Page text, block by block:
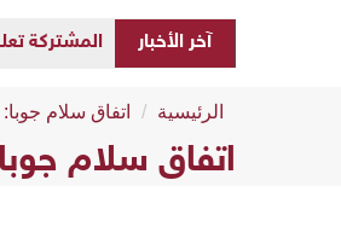
آخر الأخبار المشتركة
الرئيسية اتفاق سلام جوبا:
اتفاق سلام